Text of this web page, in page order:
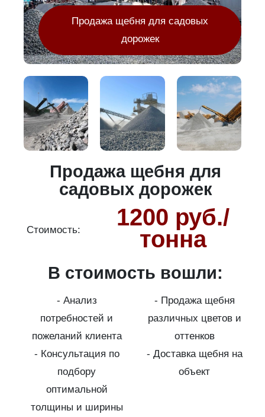
Продажа щебня для садовых
дорожек
Продажа щебня для
садовых дорожек
Стоимость:
1200 руб./
тонна
В стоимость вошли:
- Анализ
потребностей и
пожеланий клиента
- Продажа щебня
различных цветов и
оттенков
- Консультация по
подбору
оптимальной
толщины и ширины
- Доставка щебня на
объект